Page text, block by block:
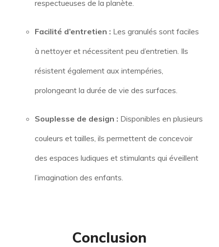
respectueuses de la planète.
Facilité d’entretien : Les granulés sont faciles
à nettoyer et nécessitent peu d’entretien. Ils
résistent également aux intempéries,
prolongeant la durée de vie des surfaces.
Souplesse de design : Disponibles en plusieurs
couleurs et tailles, ils permettent de concevoir
des espaces ludiques et stimulants qui éveillent
l’imagination des enfants.
Conclusion